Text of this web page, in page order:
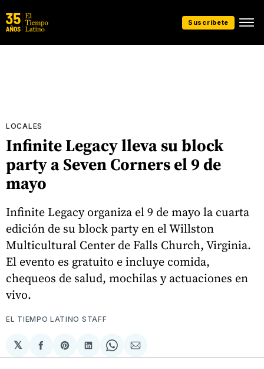
Suscríbete
LOCALES
Infinite Legacy lleva su block
party a Seven Corners el 9 de
mayo
Infinite Legacy organiza el 9 de mayo la cuarta
edición de su block party en el Willston
Multicultural Center de Falls Church, Virginia.
El evento es gratuito e incluye comida,
chequeos de salud, mochilas y actuaciones en
vivo.
EL TIEMPO LATINO STAFF
𝕏
Compartir
en
Share
on
Compartir
en
Share
on
Compartir
via